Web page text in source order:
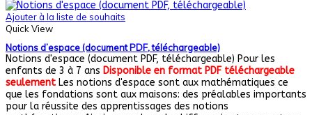
Ajouter à la liste de souhaits
Quick View
Notions d’espace (document PDF, téléchargeable)
Notions d'espace (document PDF, téléchargeable) Pour les
enfants de 3 à 7 ans Disponible en format PDF téléchargeable
seulementLes notions d'espace sont aux mathématiques ce
que les fondations sont aux maisons: des préalables importants
pour la réussite des apprentissages des notions